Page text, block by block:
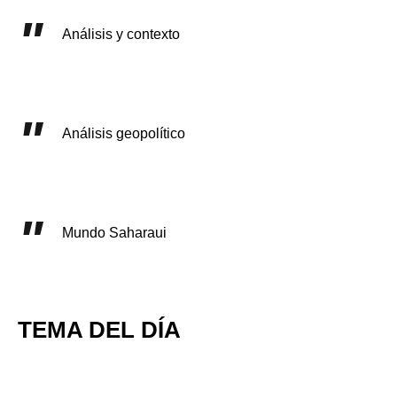
Análisis y contexto
Análisis geopolítico
Mundo Saharaui
TEMA DEL DÍA